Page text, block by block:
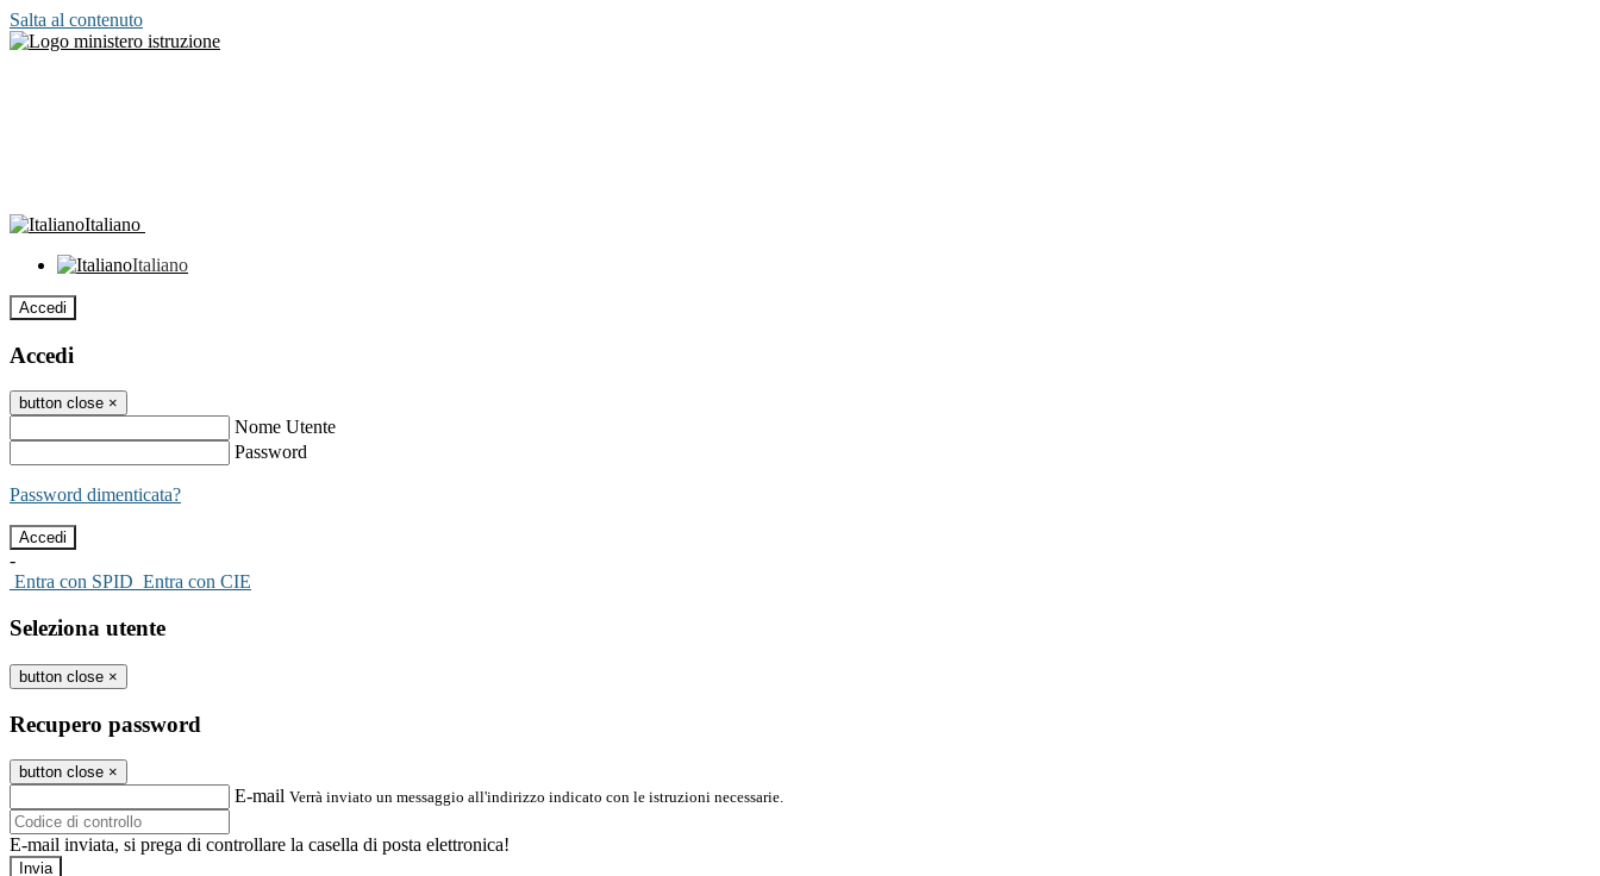
Salta al contenuto
Italiano
Italiano
Accedi
Accedi
button close ×
Nome Utente
Password
Password dimenticata?
-
Entra con SPID Entra con CIE
Seleziona utente
button close ×
Recupero password
button close ×
E-mail Verrà inviato un messaggio all'indirizzo indicato con le istruzioni necessarie.
E-mail inviata, si prega di controllare la casella di posta elettronica!